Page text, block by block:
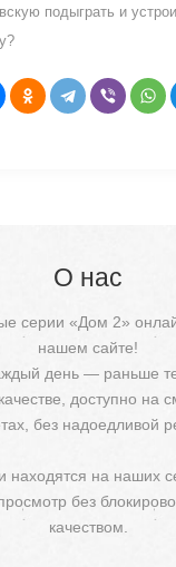
подыграть и
О нас
серии «Дом 2»
нашем сайте!
день — раньше
доступно на
без надоедливой
находятся на наших
без
качеством.